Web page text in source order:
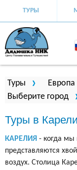
ТУРЫ
Вы здесь
Туры Европа
Выберите город
Туры в
КАРЕЛИЯ - когда мы
представляются
воздух. Столица